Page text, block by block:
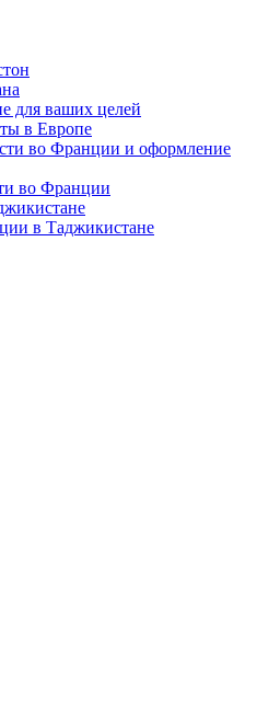
для ваших целей
в Европе
во Франции и оформление
во Франции
в Таджикистане